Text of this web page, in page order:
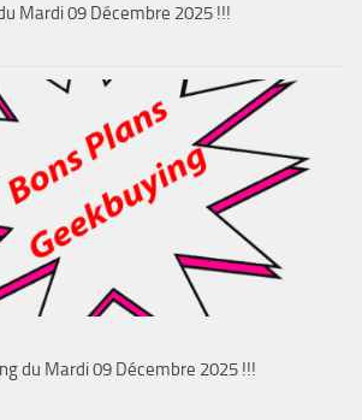
Mardi 09 Décembre 2025 !!!
du Mardi 09 Décembre 2025 !!!